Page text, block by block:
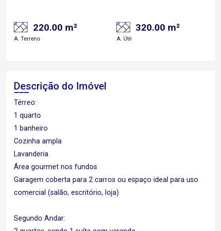
220.00 m²
A. Terreno
320.00 m²
A. Útil
Descrição do Imóvel
Térreo:
1 quarto
1 banheiro
Cozinha ampla
Lavanderia
Área gourmet nos fundos
Garagem coberta para 2 carros ou espaço ideal para uso
comercial (salão, escritório, loja)
Segundo Andar: